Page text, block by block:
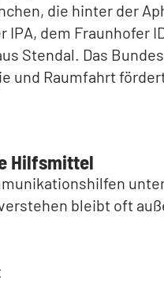
die hinter der
dem Fraunhofer
Stendal. Das
und Raumfahrt
Hilfsmittel
bleibt oft